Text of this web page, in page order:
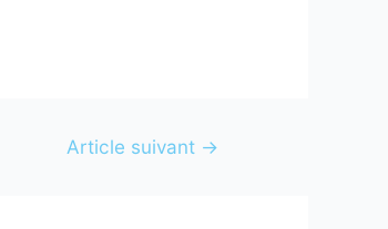
Article suivant →